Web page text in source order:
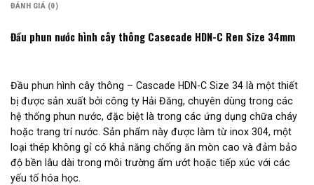
ĐÁNH GIÁ (0)
Đầu phun nước hình cây thông Casecade HDN-C Ren Size 34mm
Đầu phun hình cây thông – Cascade HDN-C Size 34 là một thiết
bị được sản xuất bởi công ty Hải Đăng, chuyên dùng trong các
hệ thống phun nước, đặc biệt là trong các ứng dụng chữa cháy
hoặc trang trí nước. Sản phẩm này được làm từ inox 304, một
loại thép không gỉ có khả năng chống ăn mòn cao và đảm bảo
độ bền lâu dài trong môi trường ẩm ướt hoặc tiếp xúc với các
yếu tố hóa học.